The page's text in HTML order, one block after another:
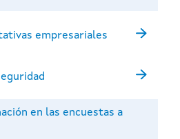
empresariales
en las encuestas a